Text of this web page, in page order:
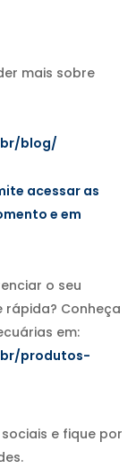
mais sobre
blog/
acessar as
e em
o seu
Conheça
em:
produtos-
e fique por